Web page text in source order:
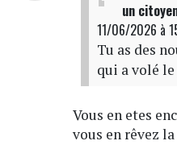
un
11/06/2026 à
Tu as des
qui a volé
Vous en etes
vous en rêvez